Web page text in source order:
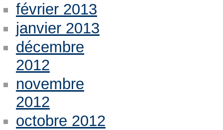
février 2013
janvier 2013
décembre
2012
novembre
2012
octobre 2012